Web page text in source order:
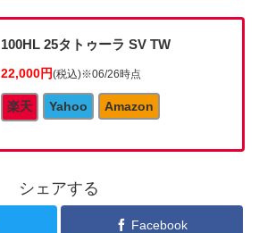
100HL 25タトゥーラ SV TW
22,000円(税込)※06/26時点
楽天 Yahoo Amazon
シェアする
Facebook